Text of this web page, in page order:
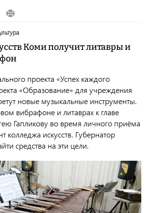
Коми получит литавры и
проекта «Успех каждого
«Образование» для учреждения
новые музыкальные инструменты.
вибрафоне и литаврах к главе
Гапликову во время личного приёма
колледжа искусств. Губернатор
средства на эти цели.